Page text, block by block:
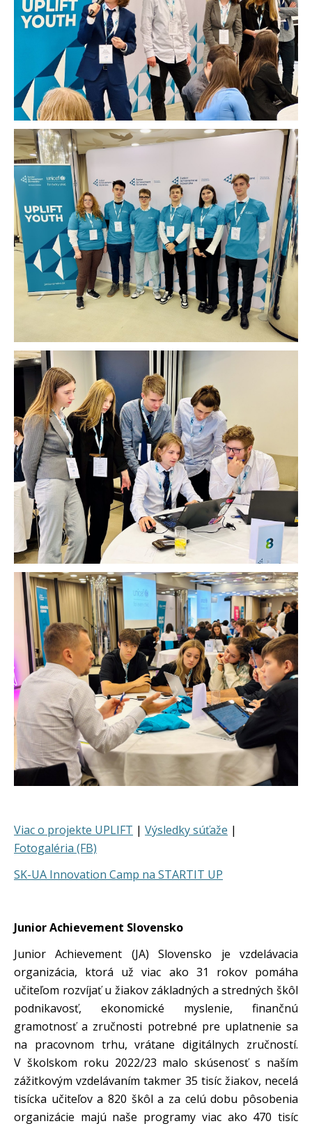
Viac o projekte UPLIFT | Výsledky súťaže |
Fotogaléria (FB)
SK-UA Innovation Camp na STARTIT UP
Junior Achievement Slovensko
Junior Achievement (JA) Slovensko je vzdelávacia
organizácia, ktorá už viac ako 31 rokov pomáha
učiteľom rozvíjať u žiakov základných a stredných škôl
podnikavosť, ekonomické myslenie, finančnú
gramotnosť a zručnosti potrebné pre uplatnenie sa
na pracovnom trhu, vrátane digitálnych zručností.
V školskom roku 2022/23 malo skúsenosť s naším
zážitkovým vzdelávaním takmer 35 tisíc žiakov, necelá
tisícka učiteľov a 820 škôl a za celú dobu pôsobenia
organizácie majú naše programy viac ako 470 tisíc